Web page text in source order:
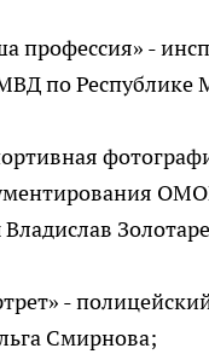
профессия» -
по Республике
-
Смирнова;